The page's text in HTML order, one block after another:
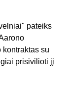
pateiks
su
prisivilioti jį